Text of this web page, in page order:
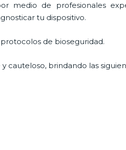
medio de profesionales
tu dispositivo.
de bioseguridad.
cauteloso, brindando las